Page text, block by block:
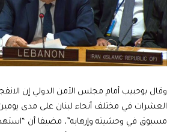
وقال بوحبيب أمام مجلس الأمن الدولي إن
العشرات في مختلف أنحاء لبنان على مدى
مسبوق في وحشيته وإرهابه”، مضيفا أن